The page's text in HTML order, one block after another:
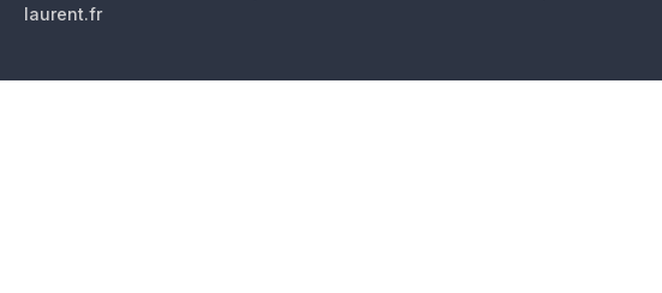
laurent.fr